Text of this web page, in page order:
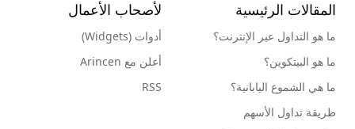
المقالات الرئيسية
ما هو التداول عبر الإنترنت؟
ما هو البيتكوين؟
ما هي الشموع اليابانية؟
طريقة تداول الأسهم
لأصحاب الأعمال
أدوات (Widgets)
أعلن مع Arincen
RSS